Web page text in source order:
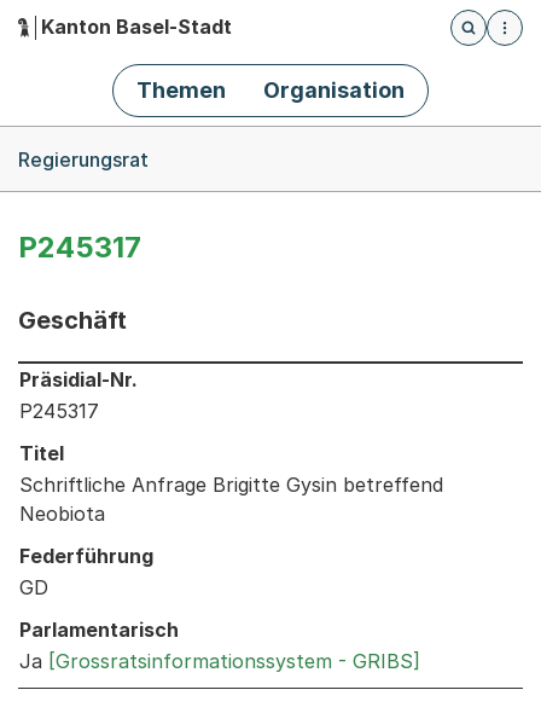
Hauptnavigation
Kanton Basel-Stadt
Öffnet
Themen Organisation
Regierungsrat
P245317
Geschäft
Informationen zum Ausgewählten Geschäft
Präsidial-Nr.
P245317
Titel
Schriftliche Anfrage Brigitte Gysin betreffend
Neobiota
Federführung
GD
Parlamentarisch
Ja [Grossratsinformationssystem - GRIBS]